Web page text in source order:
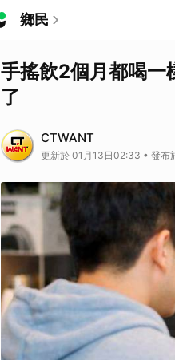
鄉民
手搖飲2個月都喝
了
CTWANT
更新於 01月13日02:33 • 發布